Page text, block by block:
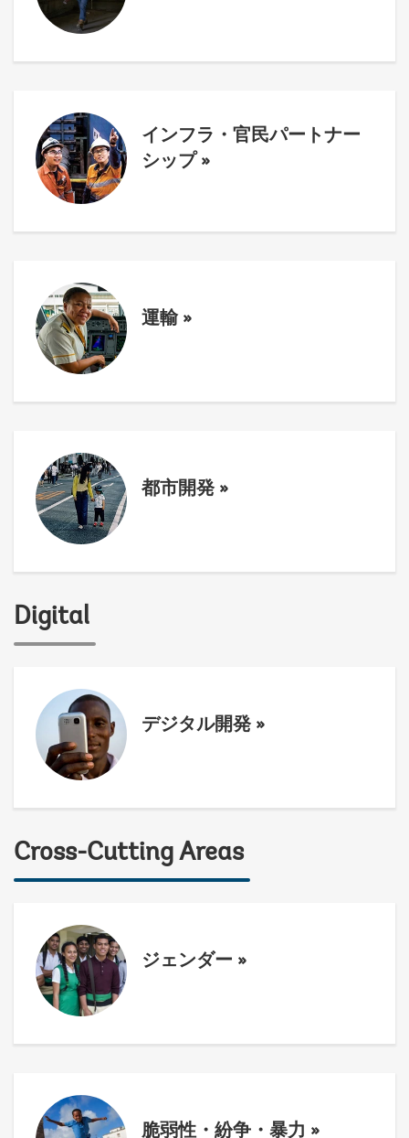
インフラ・官民パートナー
シップ »
運輸 »
都市開発 »
Digital
デジタル開発 »
Cross-Cutting Areas
ジェンダー »
脆弱性・紛争・暴力 »